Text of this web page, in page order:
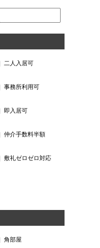
二人入居可
事務所利用可
即入居可
仲介手数料半額
敷礼ゼロゼロ対応
角部屋